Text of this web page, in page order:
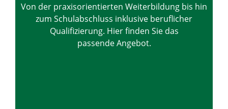
Von der praxisorientierten Weiterbildung bis hin
zum Schulabschluss inklusive beruflicher
Qualifizierung. Hier finden Sie das
passende Angebot.